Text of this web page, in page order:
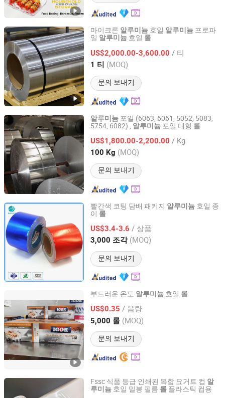
마이크론 알루미늄 호일 알루미늄 프로파
일 알루미늄 호일 롤
US$2,000.00-3,600.00 / 티
1 티 (MOQ)
문의 보내기
ZYT CO., LTD.
Beijing, China 이후 2024
알루미늄 포일 (6063, 6061, 5052, 5083,
5754, 6082) ,
알루미늄 포일 대형 롤
US$1,800.00-2,200.00 / Kg
100 Kg (MOQ)
문의 보내기
Tianjin Yitejia Steel Sales Co., Ltd.
Tianjin, China 이후 2011
빨간색 코팅 담배 패키지 알루미늄 호일 종
이 롤
US$3.4-3.6 / 상품
3,000 조각 (MOQ)
문의 보내기
Guangzhou Binhao Technology Co., Ltd.
Guangdong, China 이후 2016
부드러운 온도 알루미늄 호일 롤
US$0.35 / 음량
5,000 롤 (MOQ)
문의 보내기
QINGDAO JUN AO ALUMINIUM CO., LTD.
Shandong, China 이후 2020
Fssc 식품 등급 인쇄된 복합 요거트 컵 알
루미늄 호일 밀봉 필름 롤 플라스틱 컵용
Jinhua Hengyu Packaging Co., Ltd.